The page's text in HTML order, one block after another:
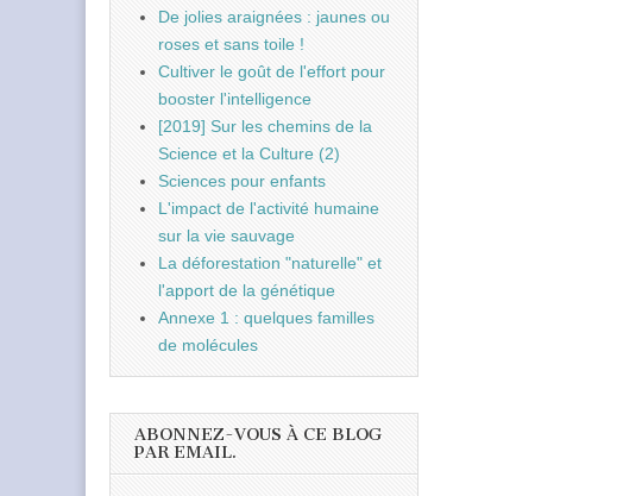
De jolies araignées : jaunes ou
roses et sans toile !
Cultiver le goût de l'effort pour
booster l'intelligence
[2019] Sur les chemins de la
Science et la Culture (2)
Sciences pour enfants
L'impact de l'activité humaine
sur la vie sauvage
La déforestation "naturelle" et
l'apport de la génétique
Annexe 1 : quelques familles
de molécules
ABONNEZ-VOUS À CE BLOG
PAR EMAIL.